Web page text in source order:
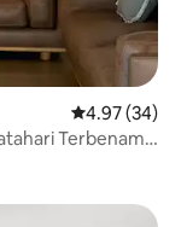
Penarafan
4.97 (34)
Terbenam